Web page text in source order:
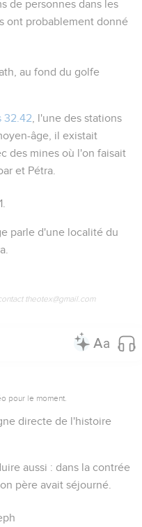
de personnes dans les
ont probablement donné
, au fond du golfe
32.42 , l'une des stations
âge, il existait
des mines où l'on faisait
et Pétra.
parle d'une localité du
theotex@gmail.com
pour le moment.
directe de l'histoire
aussi : dans la contrée
père avait séjourné.